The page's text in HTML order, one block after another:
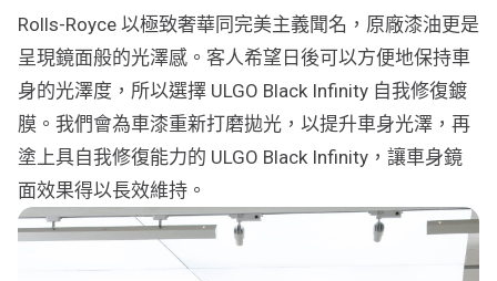
行車紀錄儀安裝
為您推薦
車漆保護方案建議
Rolls-Royce 以極致奢華同完美主義聞名，原廠漆油更是
呈現鏡面般的光澤感。客人希望日後可以方便地保持車
身的光澤度，所以選擇 ULGO Black Infinity 自我修復鍍
膜。我們會為車漆重新打磨拋光，以提升車身光澤，再
塗上具自我修復能力的 ULGO Black Infinity，讓車身鏡
面效果得以長效維持。